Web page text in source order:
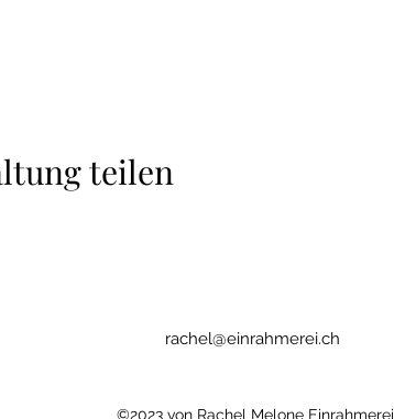
teilen
rachel@einrahmerei.ch
©2023 von Rachel Melone Einrahmerei